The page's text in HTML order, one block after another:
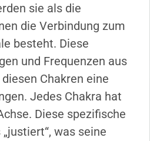
sie als die
die Verbindung zum
besteht. Diese
und Frequenzen aus
Chakren eine
Jedes Chakra hat
Diese spezifische
was seine